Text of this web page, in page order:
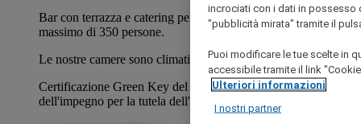
Bar con terrazza e catering per coworking. Seminari per un
massimo di 350 persone.
Le nostre camere sono climatizzate
Certificazione Green Key del 2026: in riconoscimento
dell'impegno per la tutela dell'ambiente.
incrociati con i dati in possesso
"pubblicità mirata" tramite il
Puoi modificare le tue scelte in
accessibile tramite il link
Ulteriori informazioni
I nostri partner